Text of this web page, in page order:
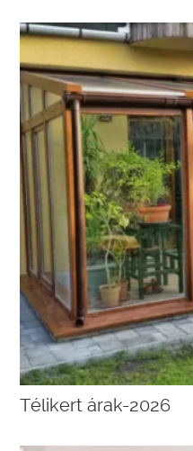
Télikert árak-2026